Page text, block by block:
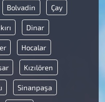
Bolvadin Çay
Dinar
Hocalar
Kızılören
Sinanpaşa